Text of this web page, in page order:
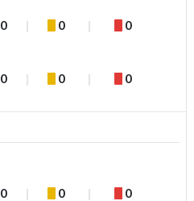
0 0 0
0 0 0
0 0 0